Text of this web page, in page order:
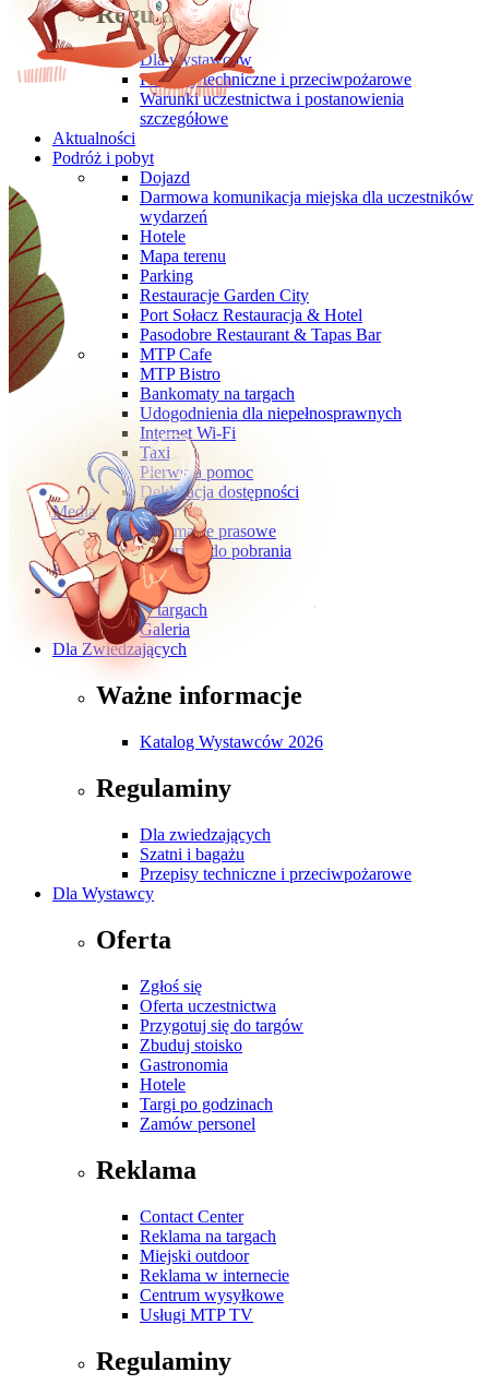
Regulaminy
Dla wystawców
Przepisy techniczne i przeciwpożarowe
Warunki uczestnictwa i postanowienia
szczegółowe
Aktualności
Podróż i pobyt
Dojazd
Darmowa komunikacja miejska dla uczestników
wydarzeń
Hotele
Mapa terenu
Parking
Restauracje Garden City
Port Sołacz Restauracja & Hotel
Pasodobre Restaurant & Tapas Bar
MTP Cafe
MTP Bistro
Bankomaty na targach
Udogodnienia dla niepełnosprawnych
Internet Wi-Fi
Taxi
Pierwsza pomoc
Deklaracja dostępności
Media
Informacje prasowe
Materiały do pobrania
Kontakt
O wydarzeniu
O targach
Galeria
Dla Zwiedzających
Ważne informacje
Katalog Wystawców 2026
Regulaminy
Dla zwiedzających
Szatni i bagażu
Przepisy techniczne i przeciwpożarowe
Dla Wystawcy
Oferta
Zgłoś się
Oferta uczestnictwa
Przygotuj się do targów
Zbuduj stoisko
Gastronomia
Hotele
Targi po godzinach
Zamów personel
Reklama
Contact Center
Reklama na targach
Miejski outdoor
Reklama w internecie
Centrum wysyłkowe
Usługi MTP TV
Regulaminy